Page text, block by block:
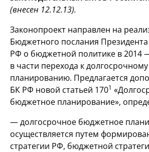
(внесен 12.12.13).
Законопроект направлен на
Бюджетного послания Президента
РФ о бюджетной политике в 2014
в части перехода к
планированию. Предлагается
БК РФ новой статьей 1701
бюджетное планирование»,
— долгосрочное бюджетное
осуществляется путем
стратегии РФ, бюджетной